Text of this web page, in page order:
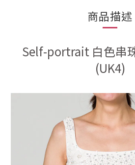
商品描述
Self-portrait 白色串
(UK4)